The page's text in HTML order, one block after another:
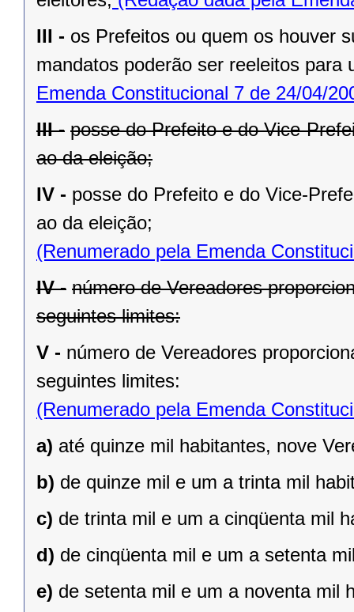
III - os Prefeitos ou quem os houver
mandatos poderão ser reeleitos para
Emenda Constitucional 7 de 24/04/
III - posse do Prefeito e do Vice-
ao da eleição;
IV - posse do Prefeito e do Vice-
ao da eleição;
(Renumerado pela Emenda
IV - número de Vereadores
seguintes limites:
V - número de Vereadores
seguintes limites:
(Renumerado pela Emenda
a) até quinze mil habitantes, nove
b) de quinze mil e um a trinta mil
c) de trinta mil e um a cinqüenta mil
d) de cinqüenta mil e um a setenta
e) de setenta mil e um a noventa mil